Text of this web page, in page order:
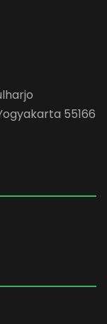
55166